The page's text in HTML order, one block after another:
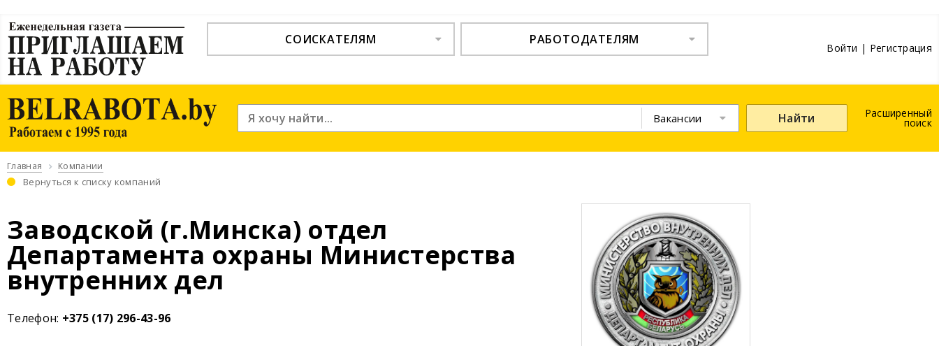
СОИСКАТЕЛЯМ РАБОТОДАТЕЛЯМ
Войти | Регистрация
Вакансии Найти Расширенный
поиск
Главная Компании
Вернуться к списку компаний
Заводской (г.Минска) отдел
Департамента охраны Министерства
внутренних дел
Телефон: +375 (17) 296-43-96